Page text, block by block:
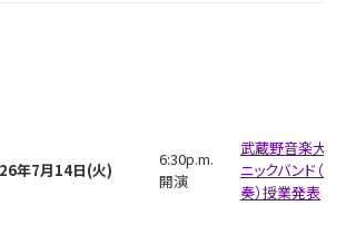
年7月14日(火)
6:30p.m.
開演
武蔵野音楽大学
ニックバンド（1
奏）授業発表